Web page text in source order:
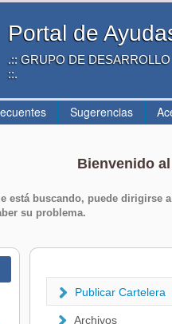
Portal de
.:: GRUPO DE
::.
Sugerencias
Bienvenido
está buscando, puede dirigirse
su problema.